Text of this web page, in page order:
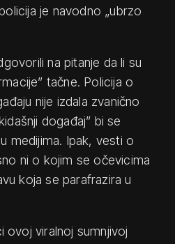
je navodno „ubrzo
na pitanje da li su
tačne. Policija o
nije izdala zvanično
događaj” bi se
medijima. Ipak, vesti o
ni o kojim se očevicima
koja se parafrazira u
ovoj viralnoj sumnjivoj